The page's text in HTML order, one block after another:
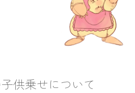
供乗せについて